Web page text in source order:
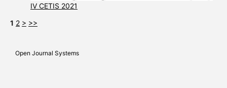
IV CETIS 2021
1 2 > >>
Open Journal Systems